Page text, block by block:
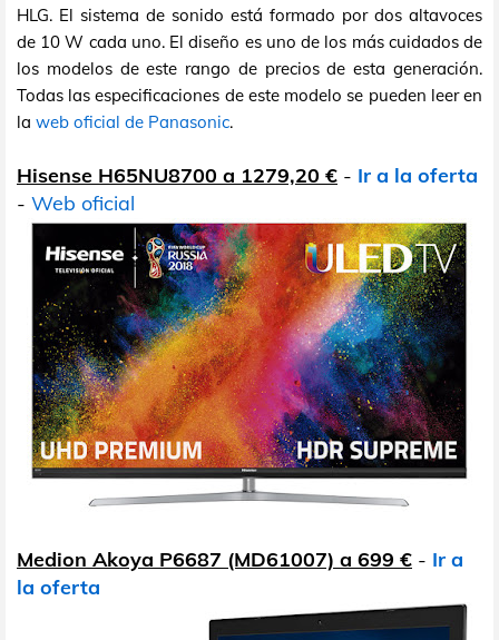
HLG. El sistema de sonido está formado por dos altavoces
de 10 W cada uno. El diseño es uno de los más cuidados de
los modelos de este rango de precios de esta generación.
Todas las especificaciones de este modelo se pueden leer en
la web oficial de Panasonic.
Hisense H65NU8700 a 1279,20 € - Ir a la oferta
- Web oficial
Medion Akoya P6687 (MD61007) a 699 € - Ir a
la oferta